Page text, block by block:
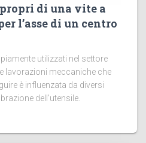
di una vite a
l’asse di un centro
utilizzati nel settore
lavorazioni meccaniche che
è influenzata da diversi
dell’utensile.